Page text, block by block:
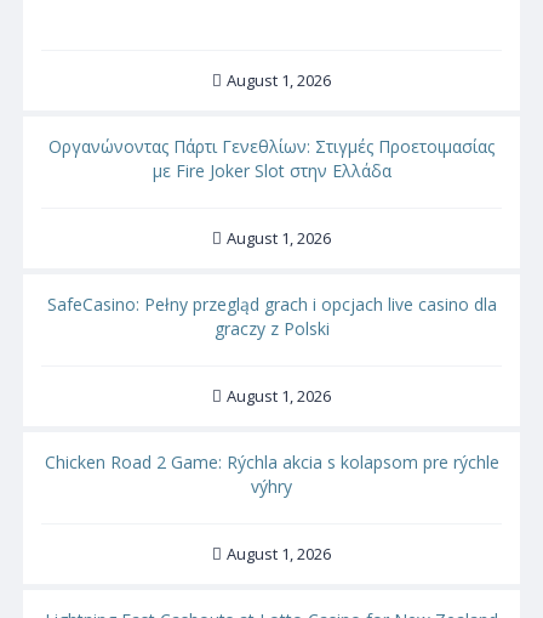
August 1, 2026
Οργανώνοντας Πάρτι Γενεθλίων: Στιγμές Προετοιμασίας
με Fire Joker Slot στην Ελλάδα
August 1, 2026
SafeCasino: Pełny przegląd grach i opcjach live casino dla
graczy z Polski
August 1, 2026
Chicken Road 2 Game: Rýchla akcia s kolapsom pre rýchle
výhry
August 1, 2026